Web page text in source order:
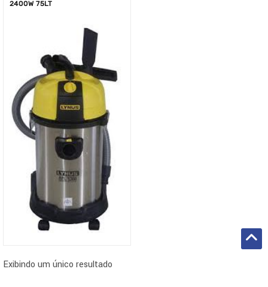
2400W 75LT
Exibindo um único resultado